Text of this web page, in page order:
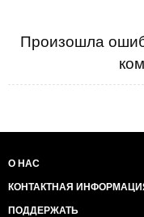
Произошла
О НАС
КОНТАКТНАЯ
ПОДДЕРЖАТЬ